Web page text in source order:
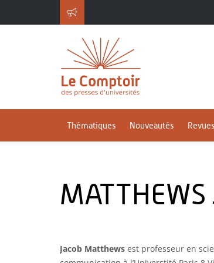
Thématiques Nouveautés Revues
Jacob Matthews est professeur en